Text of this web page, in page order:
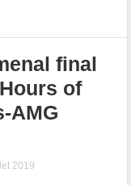
final
of
AMG
2019